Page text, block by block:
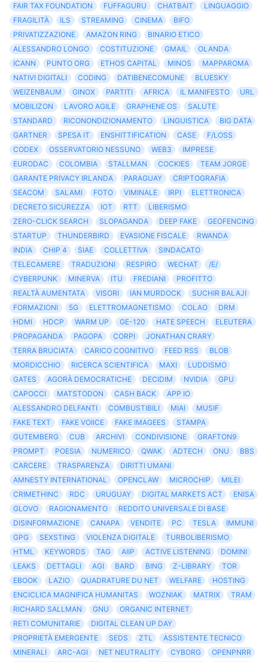
FAIR TAX FOUNDATION
FUFFAGURU CHATBAIT
LINGUAGGIO
FRAGILITÀ
ILS STREAMING CINEMA
BIFO
PRIVATIZZAZIONE
AMAZON RING
BINARIO ETICO
ALESSANDRO LONGO
COSTITUZIONE GMAIL
OLANDA
ICANN
PUNTO ORG ETHOS CAPITAL MINOS
MAPPAROMA
NATIVI DIGITALI
CODING DATIBENECOMUNE
BLUESKY
WEIZENBAUM
GINOX PARTITI AFRICA IL MANIFESTO
URL
MOBILIZON
LAVORO AGILE GRAPHENE OS
SALUTE
STANDARD
RICONONDIZIONAMENTO LINGUISTICA
BIG DATA
GARTNER
SPESA IT ENSHITTIFICATION CASE
F/LOSS
CODEX
OSSERVATORIO NESSUNO WEB3
IMPRESE
EURODAC
COLOMBIA STALLMAN COCKIES
TEAM JORGE
GARANTE PRIVACY IRLANDA
PARAGUAY
CRIPTOGRAFIA
SEACOM
SALAMI FOTO VIMINALE IRPI
ELETTRONICA
DECRETO SICUREZZA
IOT RTT
LIBERISMO
ZERO-CLICK SEARCH
SLOPAGANDA DEEP FAKE
GEOFENCING
STARTUP
THUNDERBIRD EVASIONE FISCALE
RWANDA
INDIA
CHIP 4 SIAE COLLETTIVA
SINDACATO
TELECAMERE
TRADUZIONI RESPIRO WECHAT
/E/
CYBERPUNK
MINERVA ITU FREDIANI
PROFITTO
REALTÀ AUMENTATA
VISORI IAN MURDOCK
SUCHIR BALAJI
FORMAZIONI
5G ELETTROMAGNETISMO COLAO
DRM
HDMI
HDCP WARM UP GE-120 HATE SPEECH
ELEUTERA
PROPAGANDA
PAGOPA CORPI
JONATHAN CRARY
TERRA BRUCIATA
CARICO COGNITIVO FEED RSS
BLOB
MORDICCHIO
RICERCA SCIENTIFICA MAXI
LUDDISMO
GATES
AGORÀ DEMOCRATICHE DECIDIM NVIDIA
GPU
CAPOCCI
MATSTODON CASH BACK
APP IO
ALESSANDRO DELFANTI
COMBUSTIBILI MIAI
MUSIF
FAKE TEXT
FAKE VOIICE FAKE IMAGEES
STAMPA
GUTEMBERG
CUB ARCHIVI CONDIVISIONE
GRAFTON9
PROMPT
POESIA NUMERICO QWAK ADTECH ONU
BBS
CARCERE
TRASPARENZA
DIRITTI UMANI
AMNESTY INTERNATIONAL
OPENCLAW MICROCHIP
MILEI
CRIMETHINC
RDC URUGUAY DIGITAL MARKETS ACT
ENISA
GLOVO
RAGIONAMENTO
REDDITO UNIVERSALE DI BASE
DISINFORMAZIONE
CANAPA VENDITE PC TESLA
IMMUNI
GPG
SEXSTING VIOLENZA DIGITALE
TURBOLIBERISMO
HTML
KEYWORDS TAG AIIP ACTIVE LISTENING
DOMINI
LEAKS
DETTAGLI AGI BARD BING Z-LIBRARY
TOR
EBOOK
LAZIO QUADRATURE DU NET WELFARE
HOSTING
ENCICLICA MAGNIFICA HUMANITAS
WOZNIAK MATRIX
TRAM
RICHARD SALLMAN
GNU
ORGANIC INTERNET
RETI COMUNITARIE
DIGITAL CLEAN UP DAY
PROPRIETÀ EMERGENTE
SEDS ZTL
ASSISTENTE TECNICO
MINERALI
ARC-AGI NET NEUTRALITY CYBORG OPENPNRR